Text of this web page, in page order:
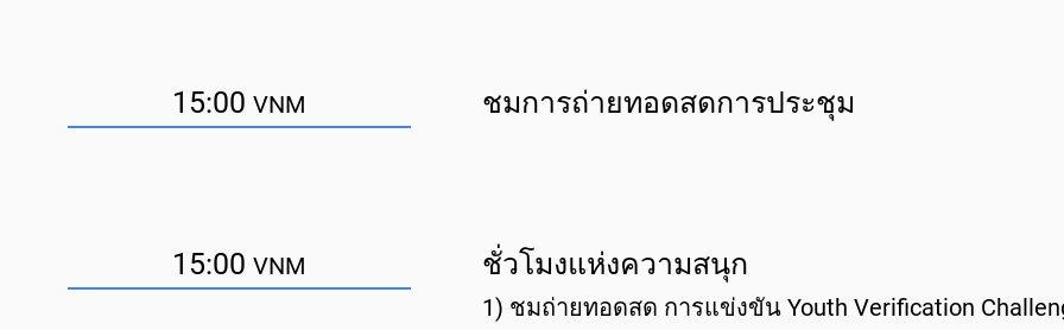
15:00VNM ชมการถ่ายทอดสดการประชุม
15:00VNM ชั่วโมงแห่งความสนุก
1) ชมถ่ายทอดสด การแข่งขัน Youth Verification